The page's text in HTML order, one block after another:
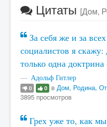
Цитаты [Дом,
За себя же и за
социалистов я скажу:
только одна
Адольф Гитлер
0 0 в Дом, Родина,
3895 просмотров
Грех уже то, как